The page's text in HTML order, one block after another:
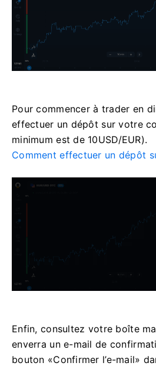
Pour commencer à trader en
effectuer un dépôt sur votre
minimum est de 10USD/EUR).
Comment effectuer un dépôt
Enfin, consultez votre boîte
enverra un e-mail de
bouton «Confirmer l’e-mail»